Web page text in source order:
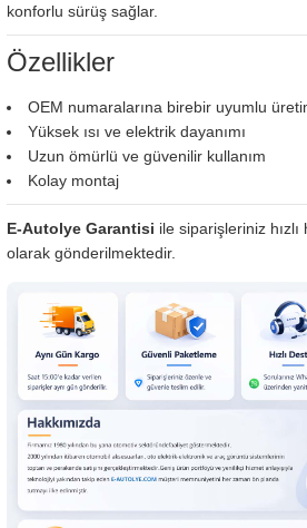
konforlu sürüş sağlar.
Özellikler
OEM numaralarına birebir uyumlu
Yüksek ısı ve elektrik dayanımı
Uzun ömürlü ve güvenilir kullanım
Kolay montaj
E-Autolye Garantisi ile siparişleriniz hızlı
olarak gönderilmektedir.